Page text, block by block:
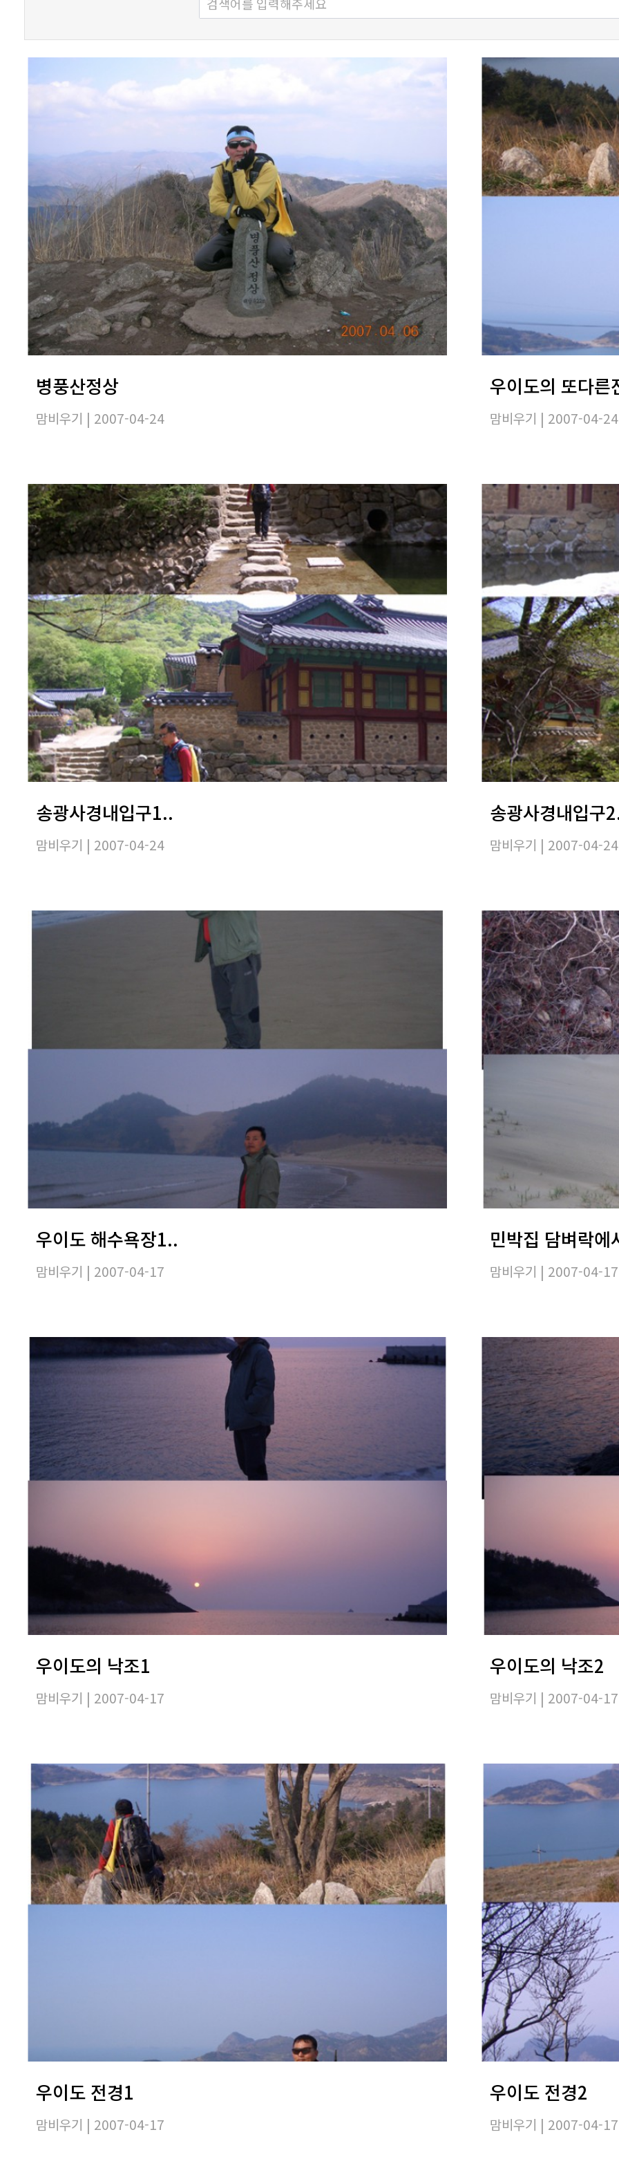
병풍산정상
맘비우기 | 2007-04-24
우이도의 또다른
맘비우기 | 2007-04-24
송광사경내입구1..
맘비우기 | 2007-04-24
송광사경내입구
맘비우기 | 2007-04-24
우이도 해수욕장1..
맘비우기 | 2007-04-17
민박집 담벼락에
맘비우기 | 2007-04-17
우이도의 낙조1
맘비우기 | 2007-04-17
우이도의 낙조2
맘비우기 | 2007-04-17
우이도 전경1
맘비우기 | 2007-04-17
우이도 전경2
맘비우기 | 2007-04-17